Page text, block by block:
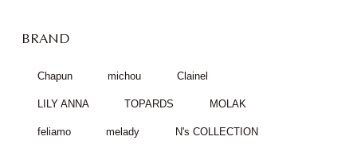
BRAND
Chapun michou Clainel
LILY ANNA TOPARDS MOLAK
feliamo melady N's COLLECTION